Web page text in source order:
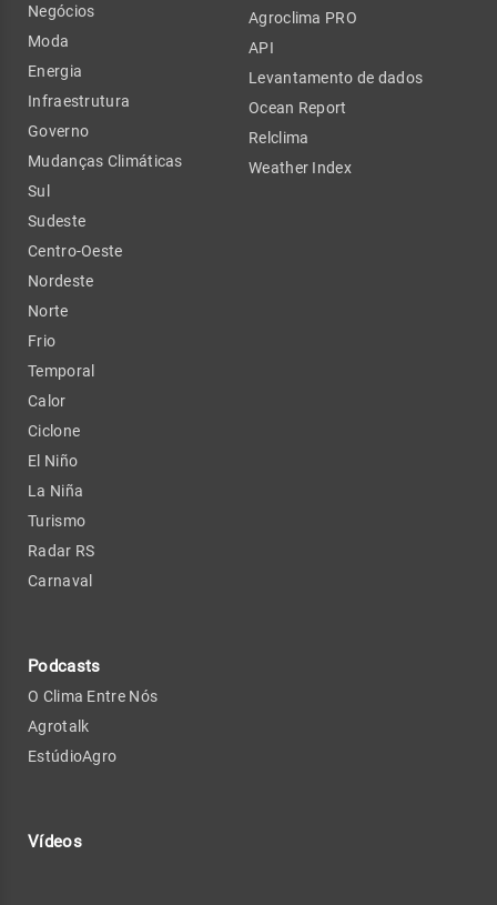
Negócios
Moda
Energia
Infraestrutura
Governo
Mudanças Climáticas
Sul
Sudeste
Centro-Oeste
Nordeste
Norte
Frio
Temporal
Calor
Ciclone
El Niño
La Niña
Turismo
Radar RS
Carnaval
Podcasts
O Clima Entre Nós
Agrotalk
EstúdioAgro
Vídeos
Agroclima PRO
API
Levantamento de dados
Ocean Report
Relclima
Weather Index